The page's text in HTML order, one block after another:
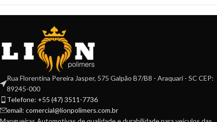
Rua Florentina Pereira Jasper, 575 Galpão B7/B8 - Araquari - SC CEP:
89245-000
Telefone: +55 (47) 3511-7736
email: comercial@lionpolimers.com.br